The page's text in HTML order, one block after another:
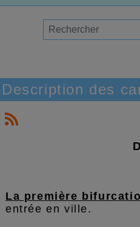
Description des
La première
entrée en ville.